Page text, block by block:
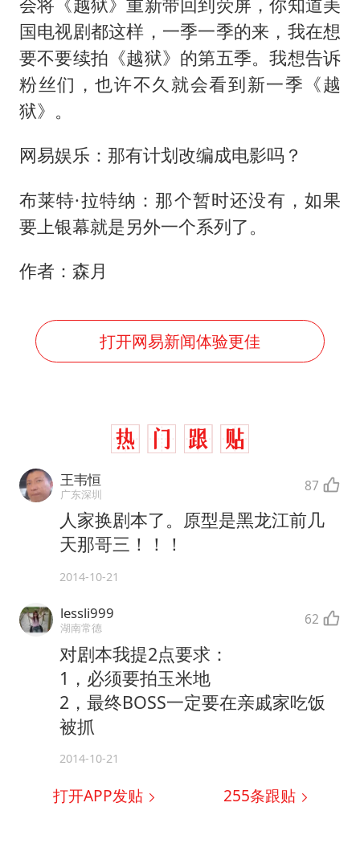
会将《越狱》重新带回到荧屏，你知道美
国电视剧都这样，一季一季的来，我在想
要不要续拍《越狱》的第五季。我想告诉
粉丝们，也许不久就会看到新一季《越
狱》。
网易娱乐：那有计划改编成电影吗？
布莱特·拉特纳：那个暂时还没有，如果
要上银幕就是另外一个系列了。
作者：森月
打开网易新闻体验更佳
王韦恒
广东深圳 87
人家换剧本了。原型是黑龙江前几
天那哥三！！！
2014-10-21
lessli999
湖南常德 62
对剧本我提2点要求：
1，必须要拍玉米地
2，最终BOSS一定要在亲戚家吃饭
被抓
2014-10-21
打开APP发贴 255条跟贴